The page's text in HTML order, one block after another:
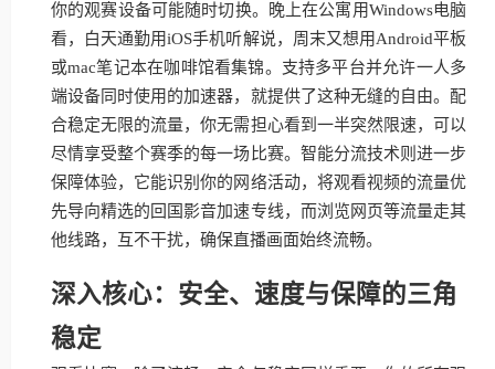
你的观赛设备可能随时切换。晚上在公寓用Windows电脑
看，白天通勤用iOS手机听解说，周末又想用Android平板
或mac笔记本在咖啡馆看集锦。支持多平台并允许一人多
端设备同时使用的加速器，就提供了这种无缝的自由。配
合稳定无限的流量，你无需担心看到一半突然限速，可以
尽情享受整个赛季的每一场比赛。智能分流技术则进一步
保障体验，它能识别你的网络活动，将观看视频的流量优
先导向精选的回国影音加速专线，而浏览网页等流量走其
他线路，互不干扰，确保直播画面始终流畅。
深入核心：安全、速度与保障的三角
稳定